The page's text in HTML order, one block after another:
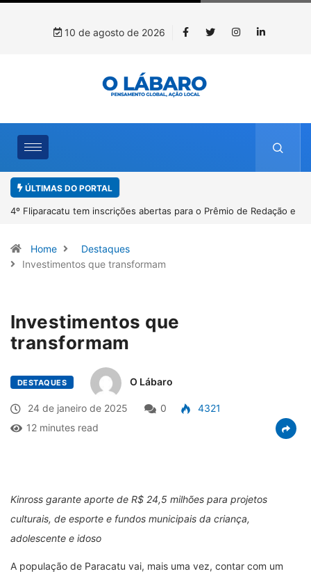
10 de agosto de 2026
ÚLTIMAS DO PORTAL
4º Fliparacatu tem inscrições abertas para o Prêmio de Redação e
Home
Destaques
Investimentos que transformam
Investimentos que
transformam
DESTAQUES O Lábaro
24 de janeiro de 2025 0
4321
12 minutes read
Kinross garante aporte de R$ 24,5 milhões para projetos
culturais, de esporte e fundos municipais da criança,
adolescente e idoso
A população de Paracatu vai, mais uma vez, contar com um